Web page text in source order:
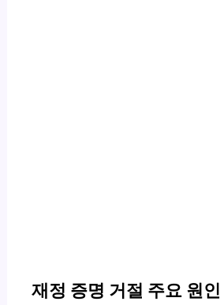
재정 증명 거절 주요 원인